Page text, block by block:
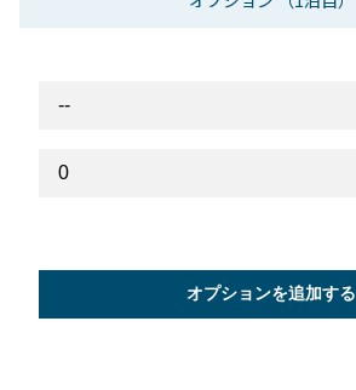
オプションを追加する